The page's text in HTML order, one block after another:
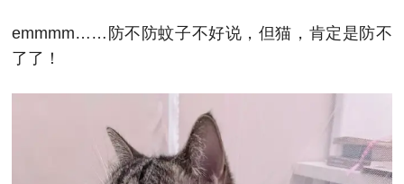
emmmm……防不防蚊子不好说，但猫，肯定是防不
了了！